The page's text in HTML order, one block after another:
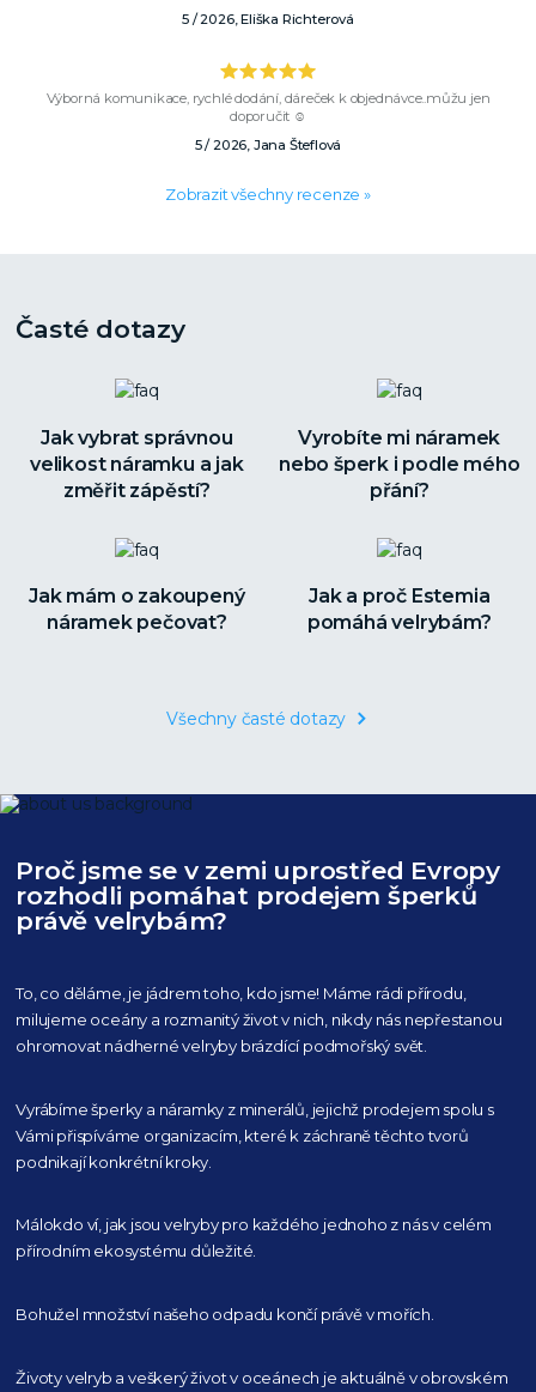
5 / 2026, Eliška Richterová
Výborná komunikace, rychlé dodání, dáreček k objednávce..můžu jen
doporučit ☺️
5 / 2026, Jana Šteflová
Zobrazit všechny recenze »
Časté dotazy
Jak vybrat správnou
velikost náramku a jak
změřit zápěstí?
Vyrobíte mi náramek
nebo šperk i podle mého
přání?
Jak mám o zakoupený
náramek pečovat?
Jak a proč Estemia
pomáhá velrybám?
Všechny časté dotazy
Proč jsme se v zemi uprostřed Evropy
rozhodli pomáhat prodejem šperků
právě velrybám?
To, co děláme, je jádrem toho, kdo jsme! Máme rádi přírodu,
milujeme oceány a rozmanitý život v nich, nikdy nás nepřestanou
ohromovat nádherné velryby brázdící podmořský svět.
Vyrábíme šperky a náramky z minerálů, jejichž prodejem spolu s
Vámi přispíváme organizacím, které k záchraně těchto tvorů
podnikají konkrétní kroky.
Málokdo ví, jak jsou velryby pro každého jednoho z nás v celém
přírodním ekosystému důležité.
Bohužel množství našeho odpadu končí právě v mořích.
Životy velryb a veškerý život v oceánech je aktuálněv obrovském